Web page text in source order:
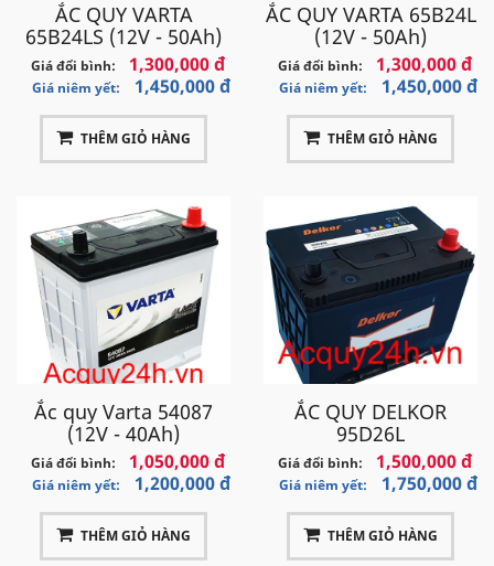
ẮC QUY VARTA
65B24LS (12V - 50Ah)
Giá đổi bình: 1,300,000 đ
Giá niêm yết: 1,450,000 đ
THÊM GIỎ HÀNG
ẮC QUY VARTA 65B24L
(12V - 50Ah)
Giá đổi bình: 1,300,000 đ
Giá niêm yết: 1,450,000 đ
THÊM GIỎ HÀNG
Ắc quy Varta 54087
(12V - 40Ah)
Giá đổi bình: 1,050,000 đ
Giá niêm yết: 1,200,000 đ
THÊM GIỎ HÀNG
ẮC QUY DELKOR
95D26L
Giá đổi bình: 1,500,000 đ
Giá niêm yết: 1,750,000 đ
THÊM GIỎ HÀNG